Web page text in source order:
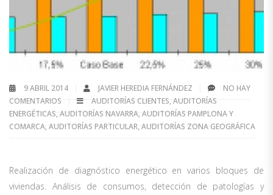
9 ABRIL 2014 JAVIER HEREDIA FERNÁNDEZ
NO HAY
COMENTARIOS
AUDITORÍAS CLIENTES, AUDITORÍAS
ENERGÉTICAS, AUDITORÍAS NAVARRA, AUDITORÍAS PAMPLONA Y
COMARCA, AUDITORÍAS PARTICULAR, AUDITORÍAS ZONA GEOGRÁFICA
Realización de diagnóstico energético en varios bloques de
viviendas. Análisis de consumos, detección de patologías y